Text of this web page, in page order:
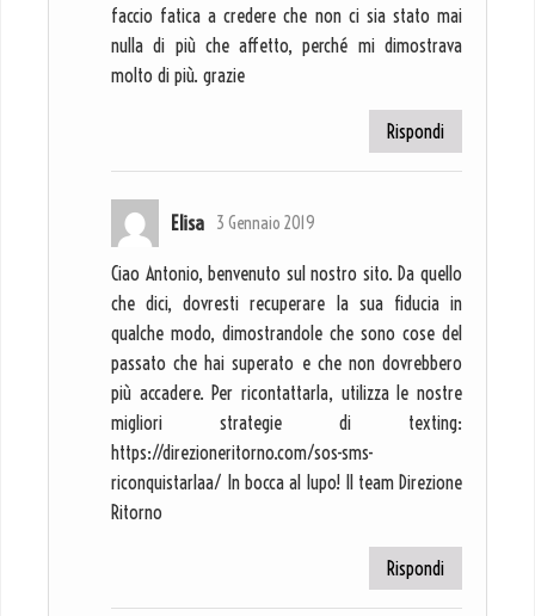
faccio fatica a credere che non ci sia stato mai
nulla di più che affetto, perché mi dimostrava
molto di più. grazie
Rispondi
Elisa 3 Gennaio 2019
Ciao Antonio, benvenuto sul nostro sito. Da quello
che dici, dovresti recuperare la sua fiducia in
qualche modo, dimostrandole che sono cose del
passato che hai superato e che non dovrebbero
più accadere. Per ricontattarla, utilizza le nostre
migliori strategie di texting:
https://direzioneritorno.com/sos-sms-
riconquistarlaa/ In bocca al lupo! Il team Direzione
Ritorno
Rispondi